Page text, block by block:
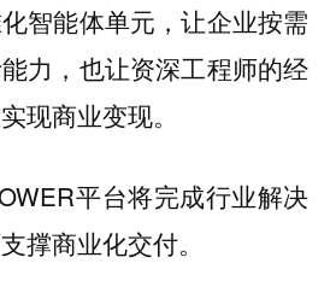
智能体单元，让企业按需
力，也让资深工程师的经
现商业变现。
平台将完成行业解决
撑商业化交付。